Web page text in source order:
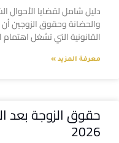
دليل شامل لقضايا الأحوال
والحضانة وحقوق الزوجين أن
القانونية التي تشغل
معرفة المزيد »
حقوق الزوجة بعد
2026